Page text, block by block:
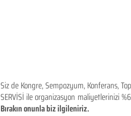
Siz de Kongre, Sempozyum, Konferans,
SERVİSİ ile organizasyon maliyetlerinizi
Bırakın onunla biz ilgileniriz.